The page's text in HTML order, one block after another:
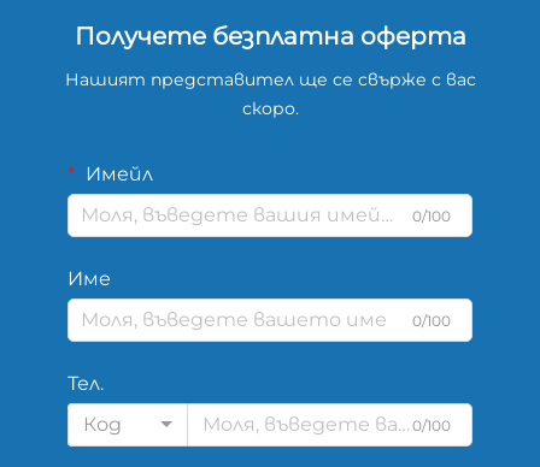
Получете безплатна оферта
Нашият представител ще се свърже с вас
скоро.
Имейл
0/100
Име
0/100
Тел.
Код
0/100